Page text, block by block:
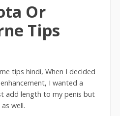
Or
Tips
tips hindi, When I decided
I wanted a
add length to my penis but
well.